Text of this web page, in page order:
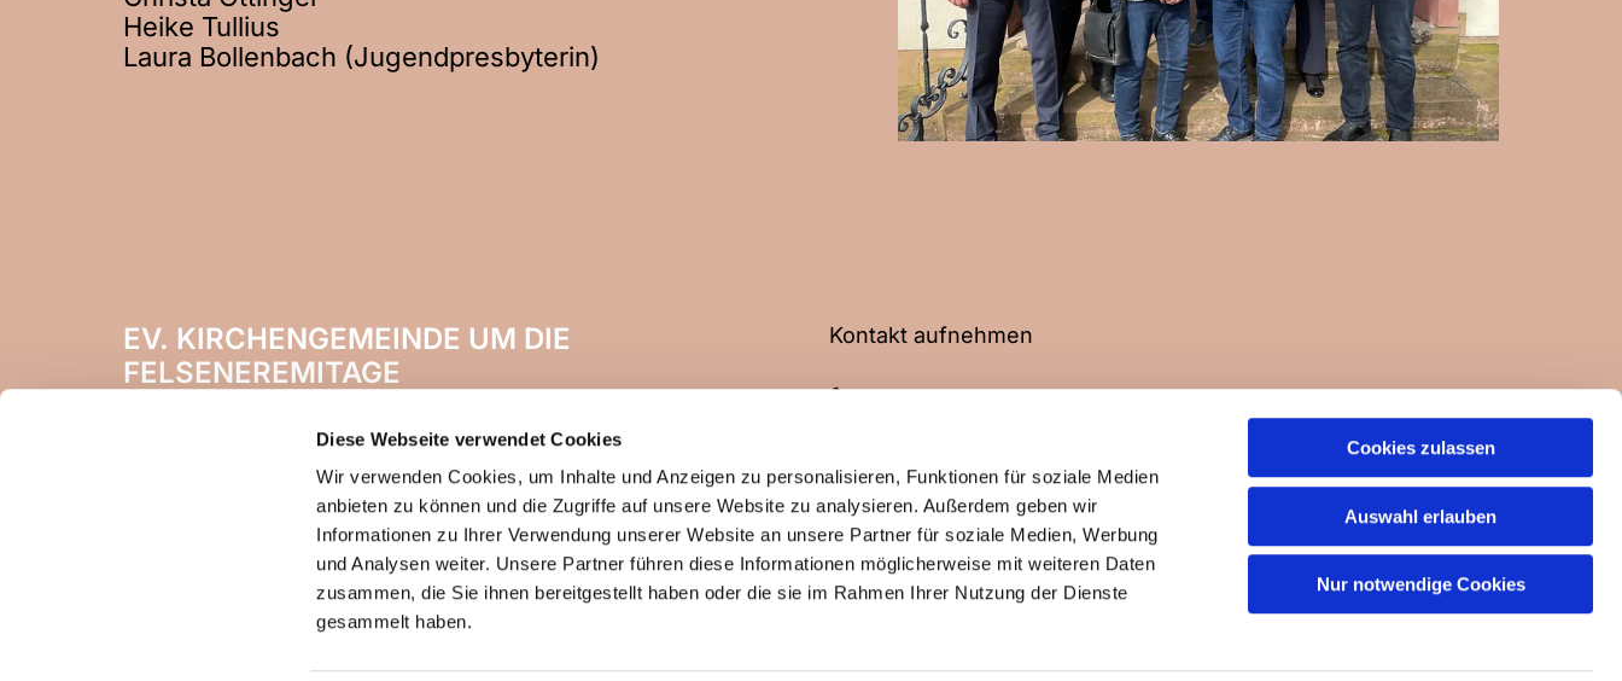
Diese Webseite verwendet Cookies
Wir verwenden Cookies, um Inhalte und Anzeigen zu personalisieren, Funktionen für soziale Medien
anbieten zu können und die Zugriffe auf unsere Website zu analysieren. Außerdem geben wir
Informationen zu Ihrer Verwendung unserer Website an unsere Partner für soziale Medien, Werbung
und Analysen weiter. Unsere Partner führen diese Informationen möglicherweise mit weiteren Daten
zusammen, die Sie ihnen bereitgestellt haben oder die sie im Rahmen Ihrer Nutzung der Dienste
gesammelt haben.
Cookies zulassen
Auswahl erlauben
Nur notwendige Cookies
Heike Tullius
Laura Bollenbach (Jugendpresbyterin)
EV. KIRCHENGEMEINDE UM DIE
FELSENEREMITAGE
Kontakt aufnehmen
06704 2466
info@evangelische-kirchengemeinde-um-die-felseneremitage.de
ChurchDesk-Login